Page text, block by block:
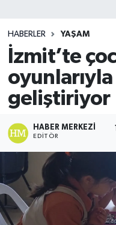
HABERLER YAŞAM
İzmit’te
geliştiriyor
HABER MERKEZI
EDITÖR
Teknoloji
TRABZON